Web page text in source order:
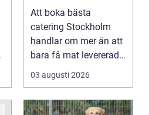
till ditt evenemang
Att boka bästa
catering Stockholm
handlar om mer än att
bara få mat levererad.
R&aum...
03 augusti 2026